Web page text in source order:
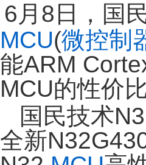
6月8日，国
MCU(微控制
能ARM
MCU的性价
国民技术
全新